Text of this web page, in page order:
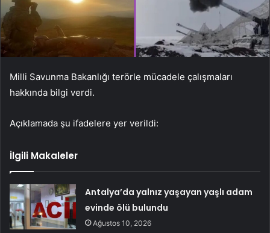
Milli Savunma Bakanlığı terörle mücadele çalışmaları
hakkında bilgi verdi.
Açıklamada şu ifadelere yer verildi:
İlgili Makaleler
Antalya’da yalnız yaşayan yaşlı adam
evinde ölü bulundu
Ağustos 10, 2026